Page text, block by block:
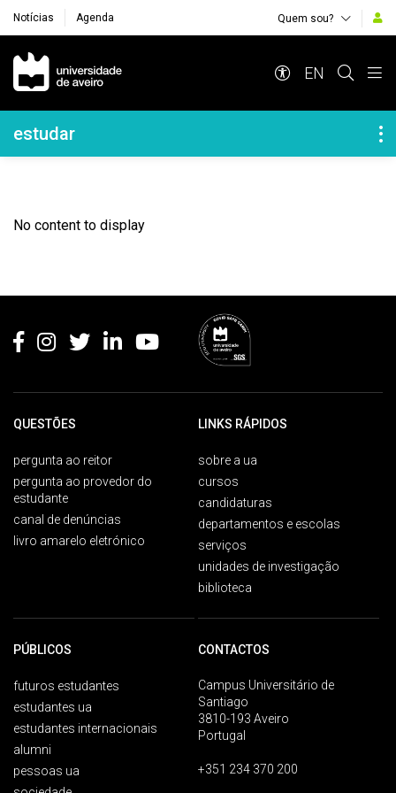
Notícias Agenda Quem sou?
Navegação Principal
EN
Navegação Lateral
estudar
No content to display
QUESTÕES
pergunta ao reitor
pergunta ao provedor do
estudante
canal de denúncias
livro amarelo eletrónico
LINKS RÁPIDOS
sobre a ua
cursos
candidaturas
departamentos e escolas
serviços
unidades de investigação
biblioteca
PÚBLICOS
futuros estudantes
estudantes ua
estudantes internacionais
alumni
pessoas ua
CONTACTOS
Campus Universitário de
Santiago
3810-193 Aveiro
Portugal
+351 234 370 200